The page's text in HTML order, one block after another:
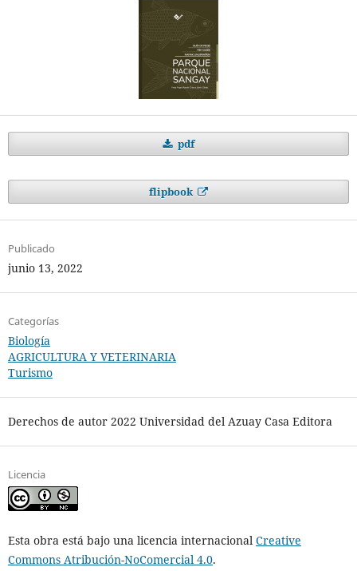
pdf
flipbook
Publicado
junio 13, 2022
Categorías
Biología
AGRICULTURA Y VETERINARIA
Turismo
Derechos de autor 2022 Universidad del Azuay Casa Editora
Licencia
Esta obra está bajo una licencia internacional Creative
Commons Atribución-NoComercial 4.0.